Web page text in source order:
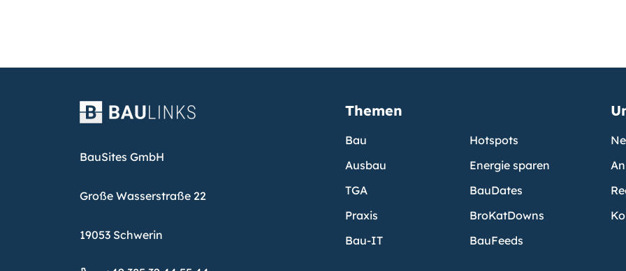
BauSites GmbH
Große Wasserstraße 22
19053 Schwerin
Themen
Bau
Ausbau
TGA
Praxis
Bau-IT
Hotspots
Energie sparen
BauDates
BroKatDowns
BauFeeds